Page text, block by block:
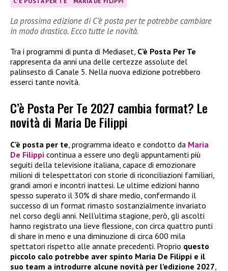
La prossima edizione di C’è posta per te potrebbe cambiare
in modo drastico. Ecco tutte le novità.
Tra i programmi di punta di Mediaset, C’è Posta Per Te
rappresenta da anni una delle certezze assolute del
palinsesto di Canale 5. Nella nuova edizione potrebbero
esserci tante novità.
C’è Posta Per Te 2027 cambia format? Le
novità di Maria De Filippi
C’è posta per te , programma ideato e condotto da Maria
De Filippi continua a essere uno degli appuntamenti più
seguiti della televisione italiana, capace di emozionare
milioni di telespettatori con storie di riconciliazioni familiari,
grandi amori e incontri inattesi. Le ultime edizioni hanno
spesso superato il 30% di share medio, confermando il
successo di un format rimasto sostanzialmente invariato
nel corso degli anni. Nell’ultima stagione, però, gli ascolti
hanno registrato una lieve flessione, con circa quattro punti
di share in meno e una diminuzione di circa 600 mila
spettatori rispetto alle annate precedenti. Proprio questo
piccolo calo potrebbe aver spinto Maria De Filippi e il
suo team a introdurre alcune novità per l’edizione 2027